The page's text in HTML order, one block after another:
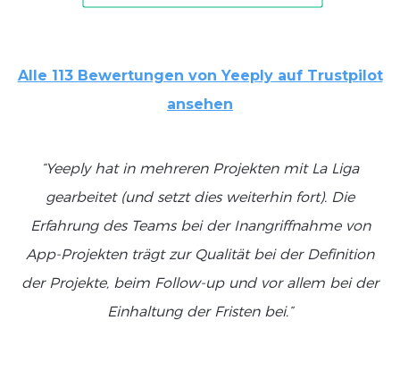
Alle 113 Bewertungen von Yeeply auf Trustpilot
ansehen
“Yeeply hat in mehreren Projekten mit La Liga
gearbeitet (und setzt dies weiterhin fort). Die
Erfahrung des Teams bei der Inangriffnahme von
App-Projekten trägt zur Qualität bei der Definition
der Projekte, beim Follow-up und vor allem bei der
Einhaltung der Fristen bei.”